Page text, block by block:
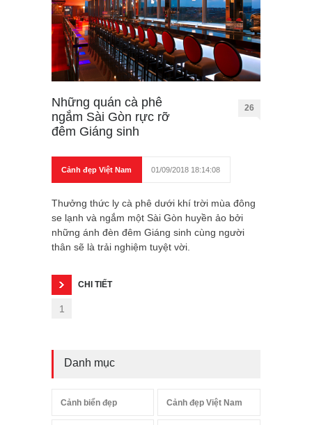
Những quán cà phê
ngắm Sài Gòn rực rỡ
đêm Giáng sinh
26
Cảnh đẹp Việt Nam 01/09/2018 18:14:08
Thưởng thức ly cà phê dưới khí trời mùa đông
se lạnh và ngắm một Sài Gòn huyền ảo bởi
những ánh đèn đêm Giáng sinh cùng người
thân sẽ là trải nghiệm tuyệt vời.
CHI TIẾT
1
Danh mục
Cảnh biển đẹp Cảnh đẹp Việt Nam